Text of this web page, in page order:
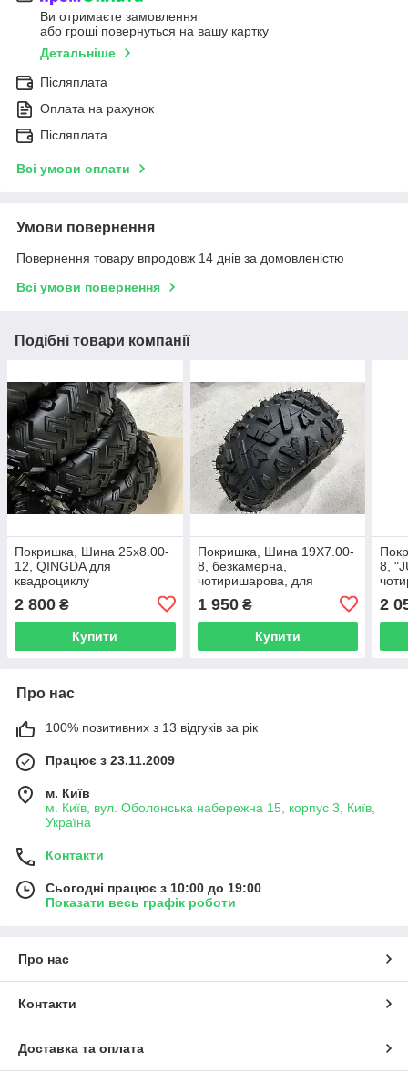
Ви отримаєте замовлення
або гроші повернуться на вашу картку
Детальніше
Післяплата
Оплата на рахунок
Післяплата
Всі умови оплати
Умови повернення
Повернення товару впродовж 14 днів за домовленістю
Всі умови повернення
Подібні товари компанії
Покришка, Шина 25x8.00-
12, QINGDA для
квадроциклу
2 800 ₴
Купити
Покришка, Шина 19Х7.00-
8, безкамерна,
чотиришарова, для
1 950₴
Купити
8,
2
Про нас
100% позитивних з 13 відгуків за рік
Працює з 23.11.2009
м. Київ
м. Київ, вул. Оболонська набережна 15, корпус 3, Київ,
Україна
Контакти
Сьогодні працює з 10:00 до 19:00
Показати весь графік роботи
Про нас
Контакти
Доставка та оплата